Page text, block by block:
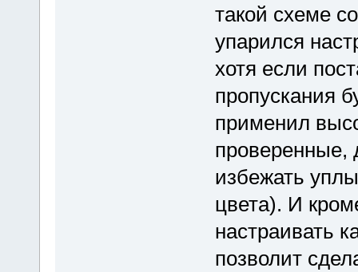
такой схеме
упарился
хотя если
пропускания
применил
проверенные,
избежать
цвета). И
настраивать
позволит